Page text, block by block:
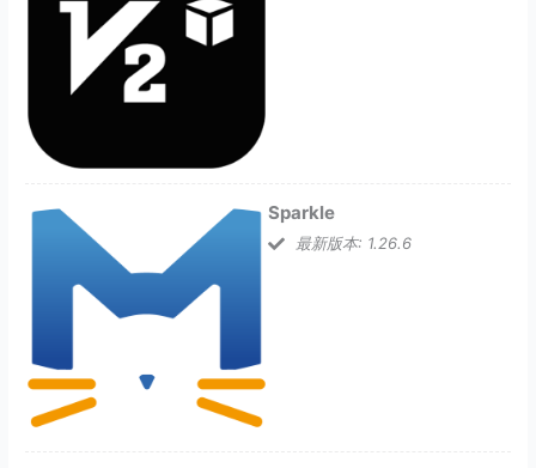
Sparkle
最新版本: 1.26.6